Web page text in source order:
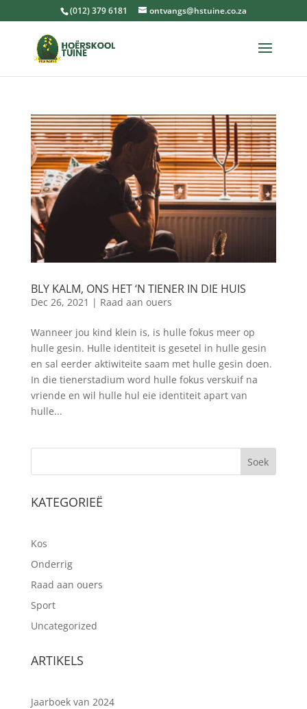
(012) 379 6181 ontvangs@hstuine.co.za
BLY KALM, ONS HET ‘N TIENER IN DIE HUIS
Dec 26, 2021 | Raad aan ouers
Wanneer jou kind klein is, is hulle fokus meer op
hulle gesin. Hulle identiteit is gesetel in hulle gesin
en sal eerder aktiwiteite saam met hulle gesin doen.
In die tienerstadium word hulle fokus verskuif na
vriende en wil hulle hul eie identiteit apart van
hulle...
Soek
KATEGORIEË
Kos
Onderrig
Raad aan ouers
Sport
Uncategorized
ARTIKELS
Jaarboek van 2024